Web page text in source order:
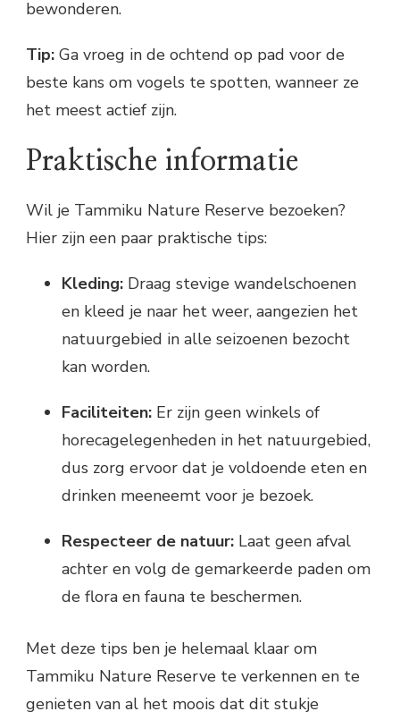
bewonderen.
Tip: Ga vroeg in de ochtend op pad voor de
beste kans om vogels te spotten, wanneer ze
het meest actief zijn.
Praktische informatie
Wil je Tammiku Nature Reserve bezoeken?
Hier zijn een paar praktische tips:
Kleding: Draag stevige wandelschoenen
en kleed je naar het weer, aangezien het
natuurgebied in alle seizoenen bezocht
kan worden.
Faciliteiten: Er zijn geen winkels of
horecagelegenheden in het natuurgebied,
dus zorg ervoor dat je voldoende eten en
drinken meeneemt voor je bezoek.
Respecteer de natuur: Laat geen afval
achter en volg de gemarkeerde paden om
de flora en fauna te beschermen.
Met deze tips ben je helemaal klaar om
Tammiku Nature Reserve te verkennen en te
genieten van al het moois dat dit stukje